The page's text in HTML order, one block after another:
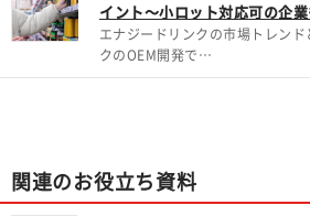
イント～小ロット対応可の企
エナジードリンクの市場トレン
クのOEM開発で…
関連のお役立ち資料